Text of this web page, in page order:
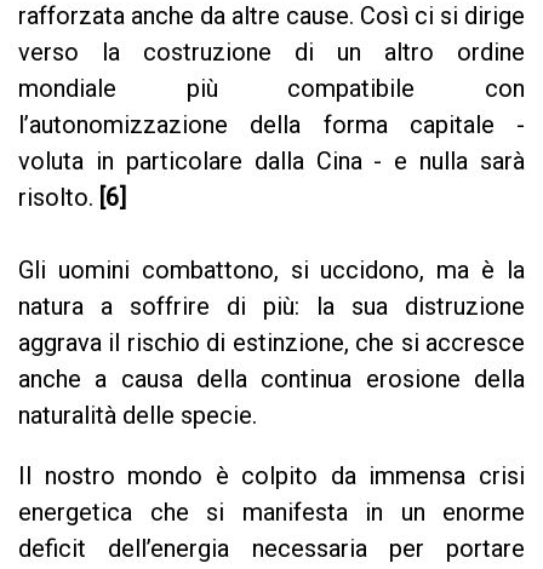
rafforzata anche da altre cause. Così ci si dirige
verso la costruzione di un altro ordine
mondiale più compatibile con
l’autonomizzazione della forma capitale -
voluta in particolare dalla Cina - e nulla sarà
risolto. [6]
Gli uomini combattono, si uccidono, ma è la
natura a soffrire di più: la sua distruzione
aggrava il rischio di estinzione, che si accresce
anche a causa della continua erosione della
naturalità delle specie.
Il nostro mondo è colpito da immensa crisi
energetica che si manifesta in un enorme
deficit dell’energia necessaria per portare